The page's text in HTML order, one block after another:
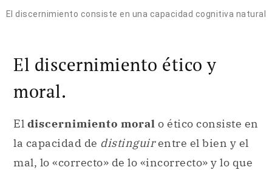
El discernimiento consiste en una capacidad cognitiva natural
El discernimiento ético y
moral.
El discernimiento moral o ético consiste en
la capacidad de distinguirentre el bien y el
mal, lo «correcto» de lo «incorrecto» y lo que